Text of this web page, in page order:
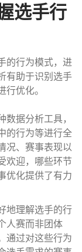
选手行
的行为模式，进
有助于识别选手
优化。
据分析工具，
的行为等进行全
况、赛事表现以
欢迎，哪些环节
优化提供了有力
地理解选手的行
人赛而非团体
通过对这些行为